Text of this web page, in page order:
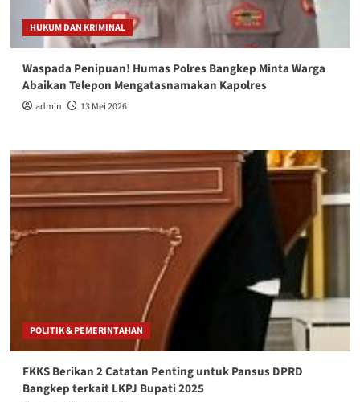
HUKUM DAN KRIMINAL
Waspada Penipuan! Humas Polres Bangkep Minta Warga
Abaikan Telepon Mengatasnamakan Kapolres
admin 13 Mei 2026
POLITIK & PEMERINTAHAN
FKKS Berikan 2 Catatan Penting untuk Pansus DPRD
Bangkep terkait LKPJ Bupati 2025